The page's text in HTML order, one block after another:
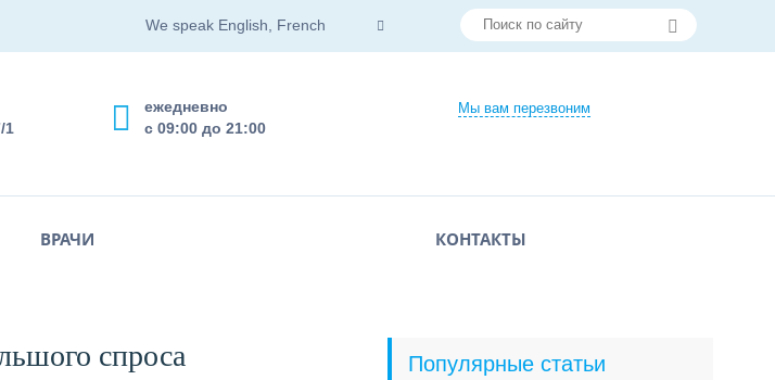
We speak English, French
Мы вам перезвоним
ежедневно
с 09:00 до 21:00
1
ВРАЧИ КОНТАКТЫ
спроса Популярные статьи